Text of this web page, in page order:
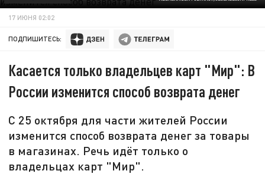
17 ИЮНЯ 02:02
ПОДПИШИТЕСЬ:
Касается только владельцев карт "Мир": В
России изменится способ возврата денег
С 25 октября для части жителей России
изменится способ возврата денег за товары
в магазинах. Речь идёт только о
владельцах карт "Мир".